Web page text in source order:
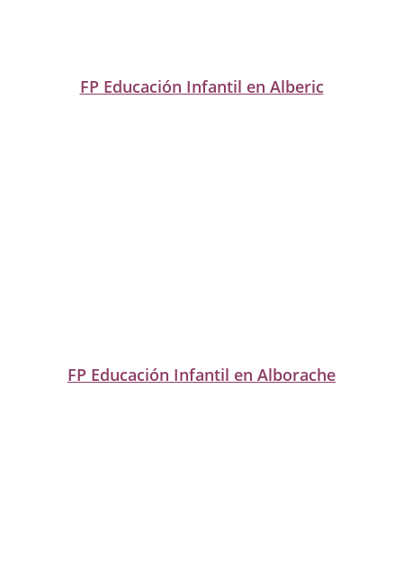
FP Educación Infantil en Alberic
FP Educación Infantil en Alborache